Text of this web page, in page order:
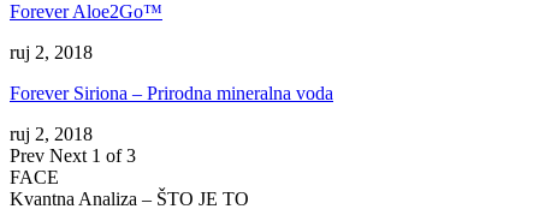
Forever Aloe2Go™
ruj 2, 2018
Forever Siriona – Prirodna mineralna voda
ruj 2, 2018
Prev Next 1 of 3
FACE
Kvantna Analiza – ŠTO JE TO